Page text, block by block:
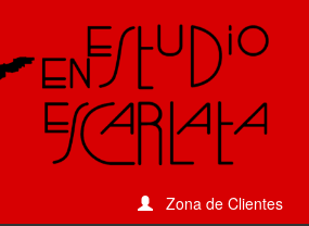
Zona de Clientes